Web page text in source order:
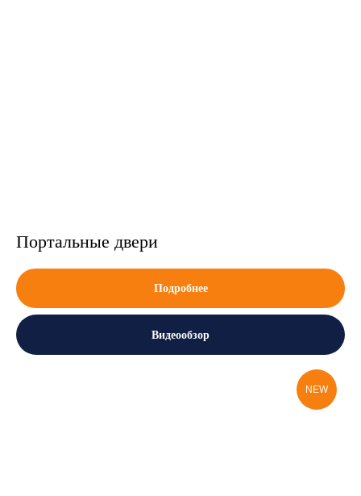
Портальные двери
Подробнее
Видеообзор
NEW